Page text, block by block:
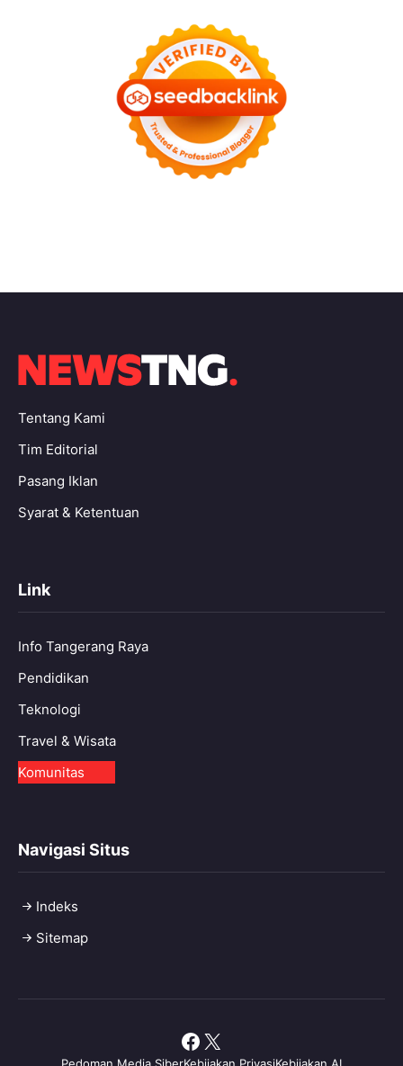
Tentang Kami
Tim Editorial
Pasang Iklan
Syarat & Ketentuan
Link
Info Tangerang Raya
Pendidikan
Teknologi
Travel & Wisata
Komunitas
Navigasi Situs
Indeks
Sitemap
Facebook
X